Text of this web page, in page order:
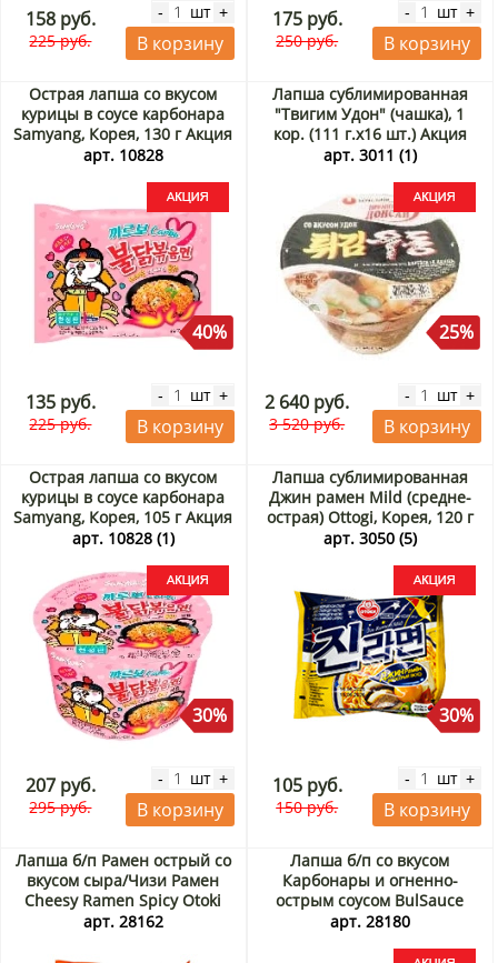
158 руб.
225 руб.
- шт +
В корзину
175 руб.
250 руб.
- шт +
В корзину
Острая лапша со вкусом
курицы в соусе карбонара
Samyang, Корея, 130 г Акция
арт. 10828
40%
135 руб.
225 руб.
- шт +
В корзину
Лапша сублимированная
"Твигим Удон" (чашка), 1
кор. (111 г.х16 шт.) Акция
арт. 3011 (1)
25%
2 640 руб.
3 520 руб.
- шт +
В корзину
Острая лапша со вкусом
курицы в соусе карбонара
Samyang, Корея, 105 г Акция
арт. 10828 (1)
30%
207 руб.
295 руб.
- шт +
В корзину
Лапша сублимированная
Джин рамен Mild (средне-
острая) Ottogi, Корея, 120 г
Акция
арт. 3050 (5)
30%
105 руб.
150 руб.
- шт +
В корзину
Лапша б/п Рамен острый со
вкусом сыра/Чизи Рамен
Cheesy Ramen Spicy Otoki
(Ottogi), Корея, 111 г
арт. 28162
Лапша б/п со вкусом
Карбонары и огненно-
острым соусом BulSauce
Carbonara Ramen Harim,
арт. 28180